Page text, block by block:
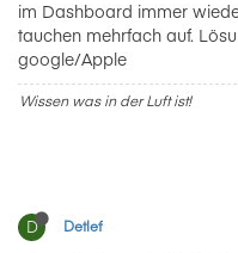
im Dashboard immer
tauchen mehrfach auf.
google/Apple
Wissen was in der Luft ist!
D Detlef